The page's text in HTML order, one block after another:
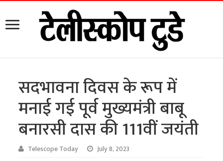
सदभावना दिवस के रूप में
मनाई गई पूर्व मुख्यमंत्री बाबू
बनारसी दास की 111वीं जयंती
Telescope Today July 8, 2023